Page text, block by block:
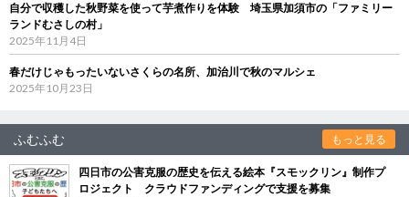
自分で収穫した秋野菜を使って芋煮作りを体験 埼玉県加須市の「ファミリー
ランドむさしの村」
2025年11月4日
春だけじゃもったいないさくらの名所、加治川で秋のマルシェ
2025年10月23日
ふむふむ もっと見る
四日市の公害克服の歴史を伝える絵本『スモックリン』制作プ
ロジェクト クラウドファンディングで支援を募集